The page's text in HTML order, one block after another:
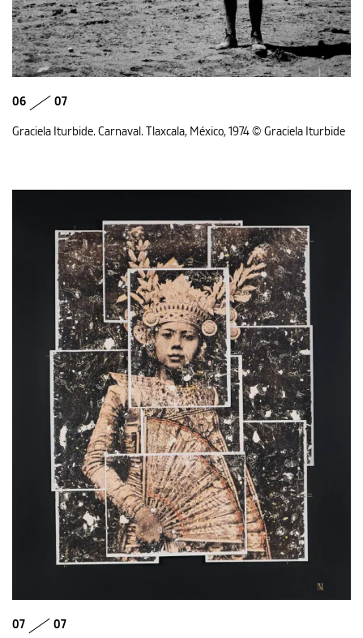
06 07
Graciela Iturbide. Carnaval. Tlaxcala, México, 1974 © Graciela Iturbide
07 07